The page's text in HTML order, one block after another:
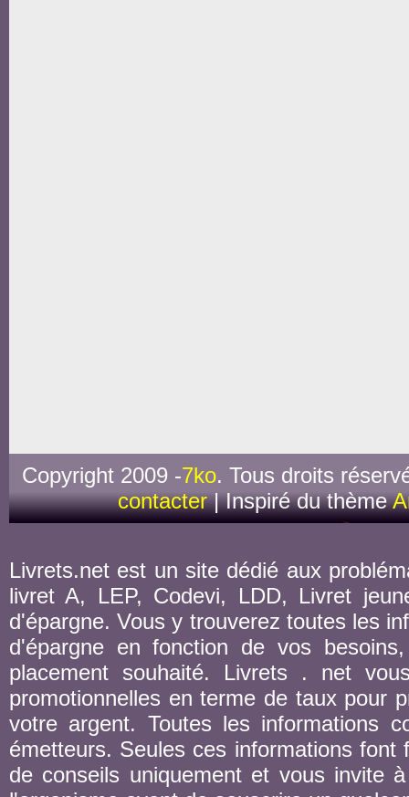
Copyright 2009 -7ko. Tous droits
contacter| Inspiré du thème
Livrets.net est un site dédié aux
livret A, LEP, Codevi, LDD, Livret
d'épargne. Vous y trouverez toutes les
d'épargne en fonction de vos
placement souhaité. Livrets . net
promotionnelles en terme de taux pour
votre argent. Toutes les informations
émetteurs. Seules ces informations
de conseils uniquement et vous invite